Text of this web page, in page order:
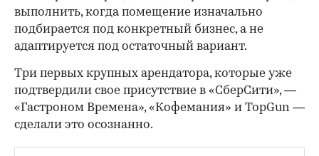
выполнить, когда помещение изначально
подбирается под конкретный бизнес, а не
адаптируется под остаточный вариант.
Три первых крупных арендатора, которые уже
подтвердили свое присутствие в «СберСити», —
«Гастроном Времена», «Кофемания» и TopGun —
сделали это осознанно.